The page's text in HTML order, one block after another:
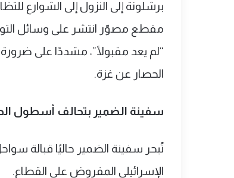
برشلونة إلى النزول إلى الشوارع
مقطع مصوّر انتشر على وسائل
“لم يعد مقبولًا”، مشددًا على
الحصار عن غزة.
سفينة الضمير بتحالف أسطول
تُبحر سفينة الضمير حاليًا قبالة
الإسرائيلي المفروض على القطاع.